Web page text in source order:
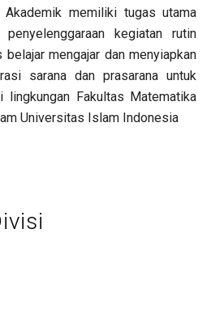
memiliki tugas utama
kegiatan rutin
mengajar dan menyiapkan
sarana dan prasarana untuk
lingkungan Fakultas Matematika
Universitas Islam Indonesia